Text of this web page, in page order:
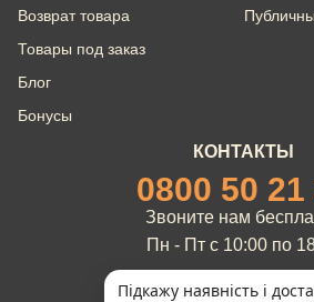
Возврат товара
Товары под заказ
Блог
Бонусы
КОНТАКТЫ
0800 50 21
Звоните нам
Пн - Пт с 10:00 по
Підкажу наявність і